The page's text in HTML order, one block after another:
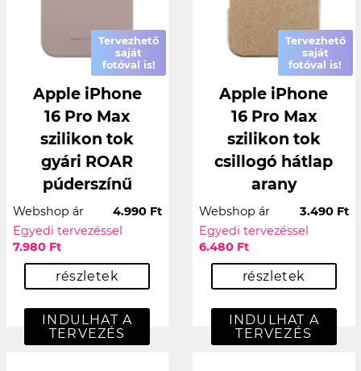
Tervezhető
saját
fotóval is!
Apple iPhone
16 Pro Max
szilikon tok
gyári ROAR
púderszínű
Webshop ár
4.990 Ft
Egyedi tervezéssel
7.980 Ft
részletek
INDULHAT A
TERVEZÉS
Tervezhető
saját
fotóval is!
Apple iPhone
16 Pro Max
szilikon tok
csillogó hátlap
arany
Webshop ár
3.490 Ft
Egyedi tervezéssel
6.480 Ft
részletek
INDULHAT A
TERVEZÉS